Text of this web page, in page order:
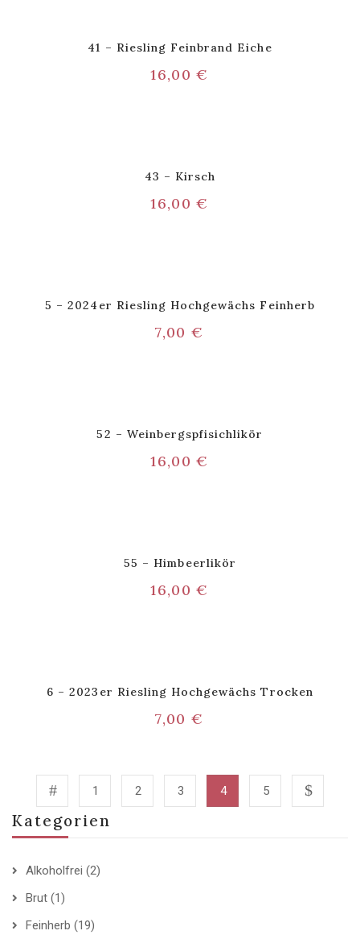
Kategorien
Alkoholfrei (2)
Brut (1)
Feinherb (19)
41 – Riesling Feinbrand Eiche
16,00€
43 – Kirsch
16,00€
5 – 2024er Riesling Hochgewächs Feinherb
7,00€
52 – Weinbergspfisichlikör
16,00€
55 – Himbeerlikör
16,00€
6 – 2023er Riesling Hochgewächs Trocken
7,00€
1 2 3 4 5